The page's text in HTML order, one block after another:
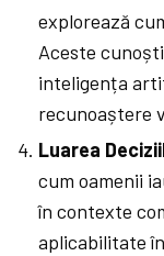
explorează
Aceste
inteligența
recunoaștere
Luarea
cum oamenii
în contexte
aplicabilitate